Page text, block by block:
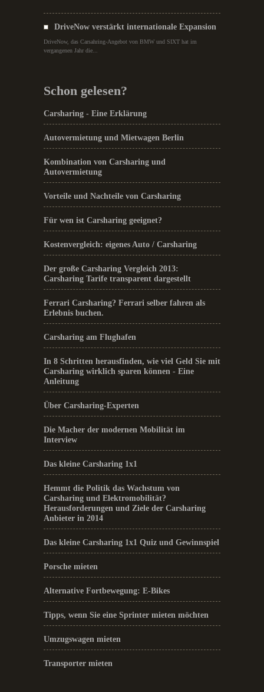
DriveNow verstärkt internationale Expansion
DriveNow, das Carsahring-Angebot von BMW und SIXT hat im
vergangenen Jahr die...
Schon gelesen?
Carsharing - Eine Erklärung
Autovermietung und Mietwagen Berlin
Kombination von Carsharing und
Autovermietung
Vorteile und Nachteile von Carsharing
Für wen ist Carsharing geeignet?
Kostenvergleich: eigenes Auto / Carsharing
Der große Carsharing Vergleich 2013:
Carsharing Tarife transparent dargestellt
Ferrari Carsharing? Ferrari selber fahren als
Erlebnis buchen.
Carsharing am Flughafen
In 8 Schritten herausfinden, wie viel Geld Sie mit
Carsharing wirklich sparen können - Eine
Anleitung
Über Carsharing-Experten
Die Macher der modernen Mobilität im
Interview
Das kleine Carsharing 1x1
Hemmt die Politik das Wachstum von
Carsharing und Elektromobilität?
Herausforderungen und Ziele der Carsharing
Anbieter in 2014
Das kleine Carsharing 1x1 Quiz und Gewinnspiel
Porsche mieten
Alternative Fortbewegung: E-Bikes
Tipps, wenn Sie eine Sprinter mieten möchten
Umzugswagen mieten
Transporter mieten